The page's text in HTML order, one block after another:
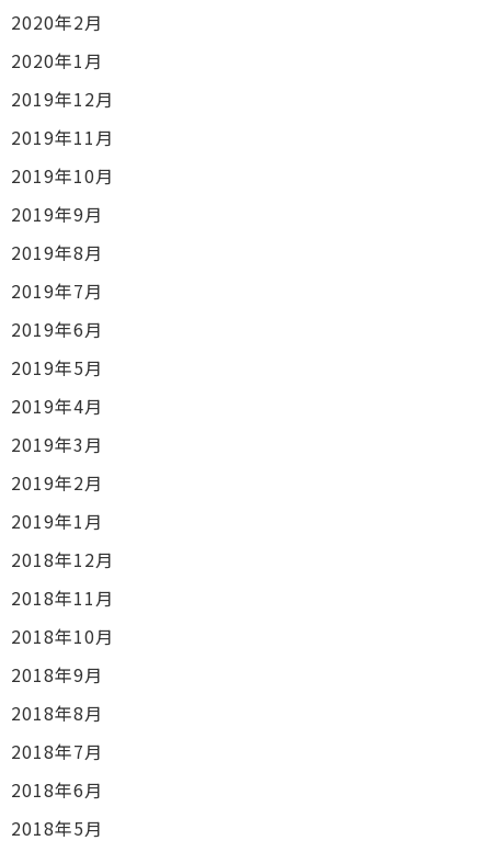
2020年2月
2020年1月
2019年12月
2019年11月
2019年10月
2019年9月
2019年8月
2019年7月
2019年6月
2019年5月
2019年4月
2019年3月
2019年2月
2019年1月
2018年12月
2018年11月
2018年10月
2018年9月
2018年8月
2018年7月
2018年6月
2018年5月